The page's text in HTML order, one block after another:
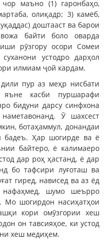
маъно (1) гаронбаҳо,
олиқадр; 3) камёб,
доштааст ва барои
байти боло оварда
рӯзгору осори Сомеи
устодро дарҳол
илмиам ҷой кардам.
пур аз меҳр нисбати
яъне касби пуршарафи
бидуни дарсу синфхона
Ӯ шахсест
ботаҳаммул, донандаи
бадеъ. Ҳар шогирде ва ё
байтеро, ё калимаеро
дар роҳ ҳастанд, ё дар
бо тафсири луғоташ ва
гиред, нависед ва аз ёд
шумо шеърро
Мо шогирдон насиҳатҳои
кори омӯзгории хеш
он тавсияҳое, ки устод
хеш медиҳем.